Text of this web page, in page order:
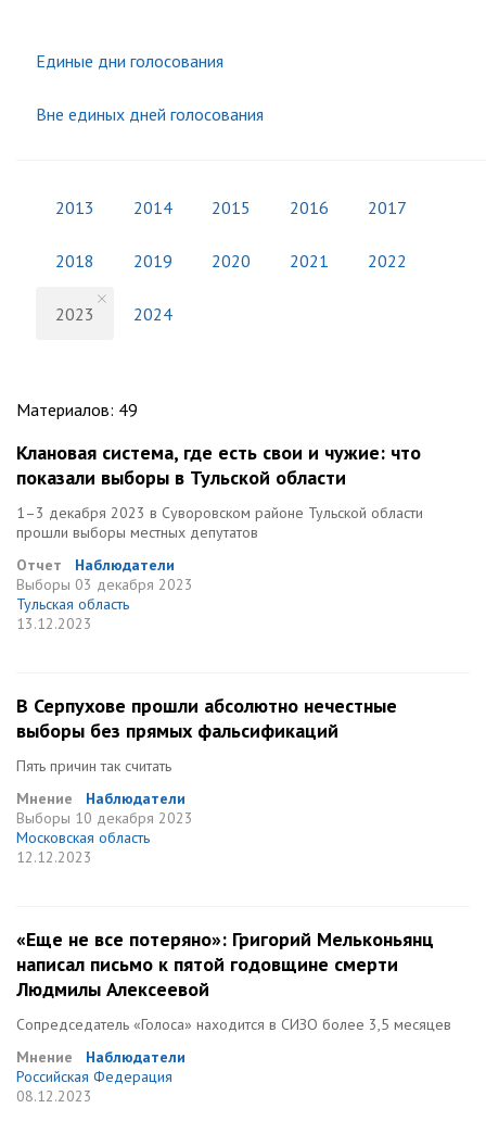
Единые дни голосования
Вне единых дней голосования
2013 2014 2015 2016 2017
2018 2019 2020 2021 2022
2023 2024
Материалов: 49
Клановая система, где есть свои и чужие: что
показали выборы в Тульской области
1–3 декабря 2023 в Суворовском районе Тульской области
прошли выборы местных депутатов
Отчет
Наблюдатели
Выборы 03 декабря 2023
Тульская область
13.12.2023
В Серпухове прошли абсолютно нечестные
выборы без прямых фальсификаций
Пять причин так считать
Мнение
Наблюдатели
Выборы 10 декабря 2023
Московская область
12.12.2023
«Еще не все потеряно»: Григорий Мельконьянц
написал письмо к пятой годовщине смерти
Людмилы Алексеевой
Сопредседатель «Голоса» находится в СИЗО более 3,5 месяцев
Мнение
Наблюдатели
Российская Федерация
08.12.2023